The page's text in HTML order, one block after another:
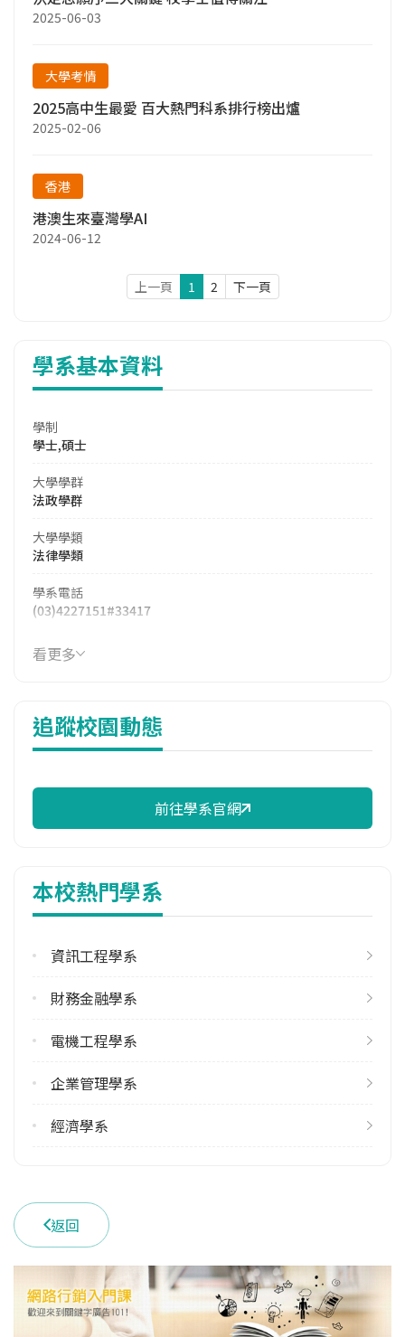
2025-06-03
大學考情
2025高中生最愛 百大熱門科系排行榜出爐
2025-02-06
香港
港澳生來臺灣學AI
2024-06-12
上一頁 1 2 下一頁
學系基本資料
學制
學士,碩士
大學學群
法政學群
大學學類
法律學類
學系電話
(03)4227151#33417
學系地址
桃園市中壢區中大路300號
看更多
追蹤校園動態
前往學系官網
本校熱門學系
資訊工程學系
財務金融學系
電機工程學系
企業管理學系
經濟學系
返回